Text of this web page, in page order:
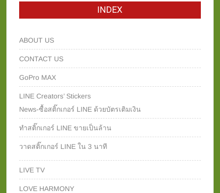
INDEX
ABOUT US
CONTACT US
GoPro MAX
LINE Creators’ Stickers
News-ซื้อสติ๊กเกอร์ LINE ด้วยบัตรเติมเงิน
ทำสติ๊กเกอร์ LINE ขายเป็นล้าน
วาดสติ๊กเกอร์ LINE ใน 3 นาที
LIVE TV
LOVE HARMONY